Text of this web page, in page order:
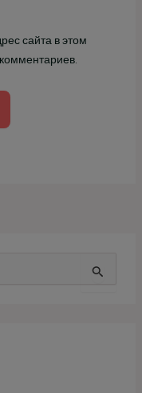
сайта в этом